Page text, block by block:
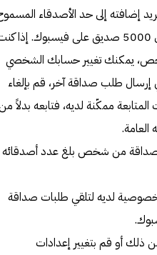
إضافته إلى حد الأصدقاء
به ، يمكن أن يكون لديك ما يصل إلى 5000 صديق على فيسبوك. إذا
مع أكثر من 5000 شخص، يمكنك تغيير حسابك الشخصي
طلب صداقة آخر، قم بإلغاء
ممكّنة لديه، فتابعه بدلاً
من شخص بلغ عدد أصدقائه
لديه لتلقي طلبات صداقة
ذلك أو قم بتغيير إعدادات